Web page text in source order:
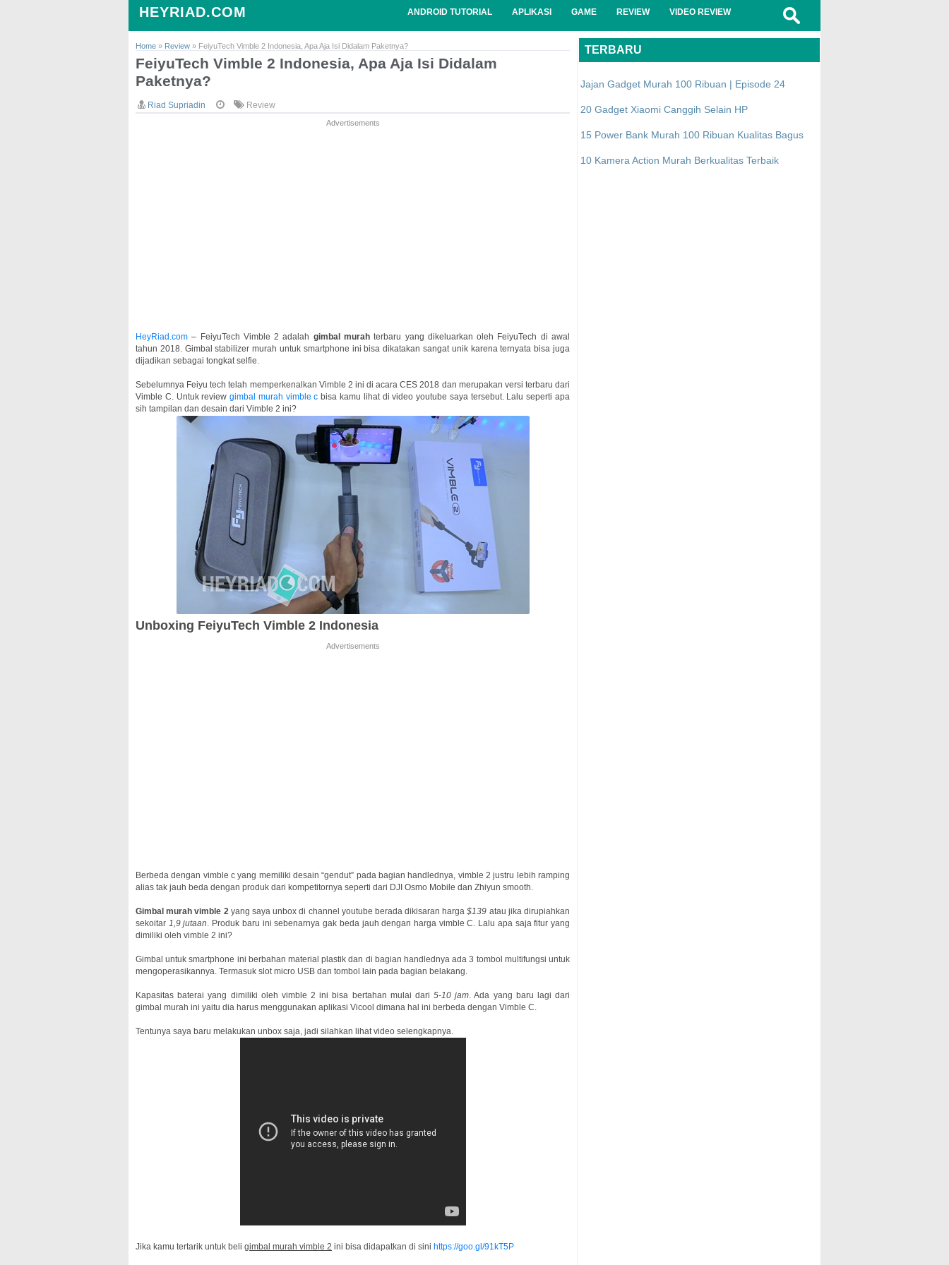
HEYRIAD.COM ANDROID TUTORIAL APLIKASI GAME REVIEW VIDEO REVIEW
Home » Review » FeiyuTech Vimble 2 Indonesia, Apa Aja Isi Didalam Paketnya?
FeiyuTech Vimble 2 Indonesia, Apa Aja Isi Didalam
Paketnya?
Riad Supriadin Review
Advertisements
HeyRiad.com – FeiyuTech Vimble 2 adalah gimbal murah terbaru yang dikeluarkan oleh FeiyuTech di awal
tahun 2018. Gimbal stabilizer murah untuk smartphone ini bisa dikatakan sangat unik karena ternyata bisa juga
dijadikan sebagai tongkat selfie.
Sebelumnya Feiyu tech telah memperkenalkan Vimble 2 ini di acara CES 2018 dan merupakan versi terbaru dari
Vimble C. Untuk reviewgimbal murah vimble c bisa kamu lihat di video youtube saya tersebut. Lalu seperti apa
sih tampilan dan desain dari Vimble 2 ini?
Unboxing FeiyuTech Vimble 2 Indonesia
Advertisements
Berbeda dengan vimble c yang memiliki desain “gendut” pada bagian handlednya, vimble 2 justru lebih ramping
alias tak jauh beda dengan produk dari kompetitornya seperti dari DJI Osmo Mobile dan Zhiyun smooth.
Gimbal murah vimble 2yang saya unbox di channel youtube berada dikisaran harga$139 atau jika dirupiahkan
sekoitar 1,9 jutaan. Produk baru ini sebenarnya gak beda jauh dengan harga vimble C. Lalu apa saja fitur yang
dimiliki oleh vimble 2 ini?
Gimbal untuk smartphone ini berbahan material plastik dan di bagian handlednya ada 3 tombol multifungsi untuk
mengoperasikannya. Termasuk slot micro USB dan tombol lain pada bagian belakang.
Kapasitas baterai yang dimiliki oleh vimble 2 ini bisa bertahan mulai dari 5-10 jam. Ada yang baru lagi dari
gimbal murah ini yaitu dia harus menggunakan aplikasi Vicool dimana hal ini berbeda dengan Vimble C.
Tentunya saya baru melakukan unbox saja, jadi silahkan lihat video selengkapnya.
Jika kamu tertarik untuk beli gimbal murah vimble 2 ini bisa didapatkan di sini https://goo.gl/91kT5P
TERBARU
Jajan Gadget Murah 100 Ribuan | Episode 24
20 Gadget Xiaomi Canggih Selain HP
15 Power Bank Murah 100 Ribuan Kualitas Bagus
10 Kamera Action Murah Berkualitas Terbaik